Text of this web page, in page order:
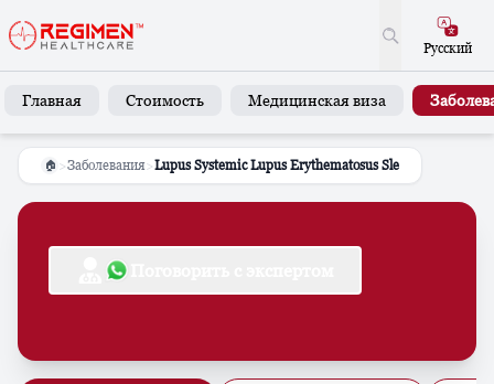
Русский
Главная Стоимость Медицинская виза
🏠 >Заболевания>Lupus Systemic Lupus Erythematosus Sle